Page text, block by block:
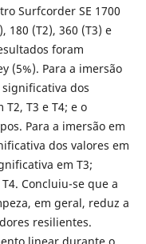
Surfcorder SE 1700
180 (T2), 360 (T3) e
foram
(5%). Para a imersão
dos
T3 e T4; e o
Para a imersão em
dos valores em
em T3;
Concluiu-se que a
em geral, reduz a
resilientes.